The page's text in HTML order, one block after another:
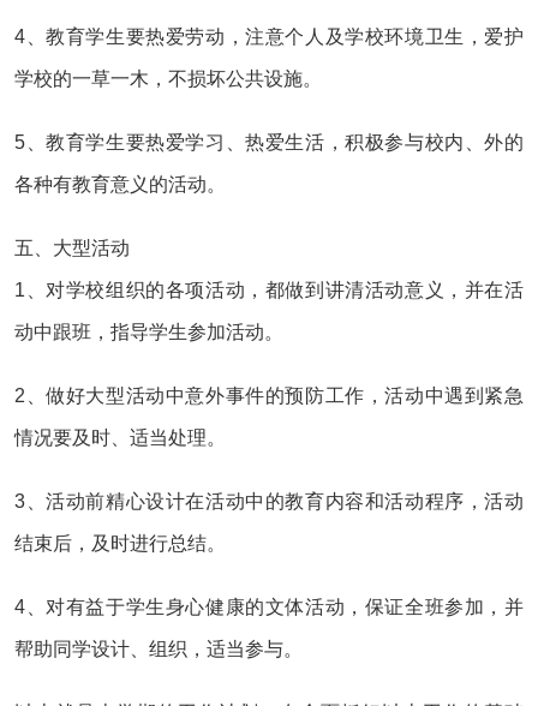
4、教育学生要热爱劳动，注意个人及学校环境卫生，爱护
学校的一草一木，不损坏公共设施。
5、教育学生要热爱学习、热爱生活，积极参与校内、外的
各种有教育意义的活动。
五、大型活动
1、对学校组织的各项活动，都做到讲清活动意义，并在活
动中跟班，指导学生参加活动。
2、做好大型活动中意外事件的预防工作，活动中遇到紧急
情况要及时、适当处理。
3、活动前精心设计在活动中的教育内容和活动程序，活动
结束后，及时进行总结。
4、对有益于学生身心健康的文体活动，保证全班参加，并
帮助同学设计、组织，适当参与。